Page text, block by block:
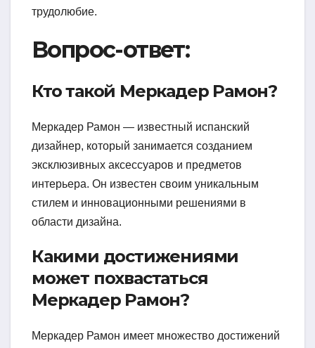
трудолюбие.
Вопрос-ответ:
Кто такой Меркадер Рамон?
Меркадер Рамон — известный испанский
дизайнер, который занимается созданием
эксклюзивных аксессуаров и предметов
интерьера. Он известен своим уникальным
стилем и инновационными решениями в
области дизайна.
Какими достижениями
может похвастаться
Меркадер Рамон?
Меркадер Рамон имеет множество достижений